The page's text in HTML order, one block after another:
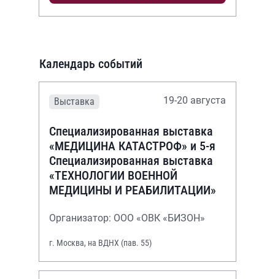
Календарь событий
Выставка 19-20 августа
Специализированная выставка
«МЕДИЦИНА КАТАСТРОФ» и 5-я
Специализированная выставка
«ТЕХНОЛОГИИ ВОЕННОЙ
МЕДИЦИНЫ И РЕАБИЛИТАЦИИ»
Организатор: ООО «ОВК «БИЗОН»
г. Москва, на ВДНХ (пав. 55)